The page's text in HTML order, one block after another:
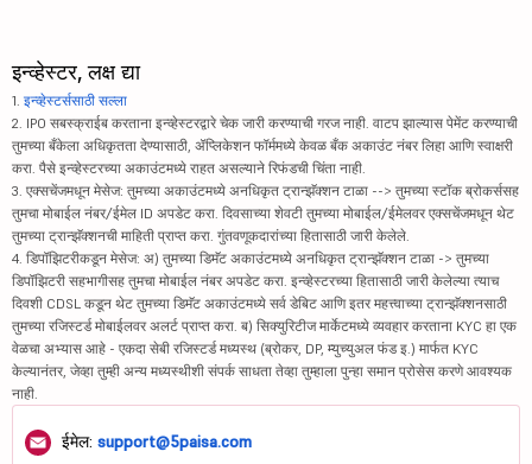
इन्व्हेस्टर, लक्ष द्या
1. इन्व्हेस्टर्ससाठी सल्ला
2. IPO सबस्क्राईब करताना इन्व्हेस्टरद्वारे चेक जारी करण्याची गरज नाही. वाटप झाल्यास पेमेंट करण्याची
तुमच्या बँकेला अधिकृतता देण्यासाठी, ॲप्लिकेशन फॉर्ममध्ये केवळ बँक अकाउंट नंबर लिहा आणि स्वाक्षरी
करा. पैसे इन्व्हेस्टरच्या अकाउंटमध्ये राहत असल्याने रिफंडची चिंता नाही.
3. एक्सचेंजमधून मेसेज: तुमच्या अकाउंटमध्ये अनधिकृत ट्रान्झॅक्शन टाळा --> तुमच्या स्टॉक ब्रोकर्ससह
तुमचा मोबाईल नंबर/ईमेल ID अपडेट करा. दिवसाच्या शेवटी तुमच्या मोबाईल/ईमेलवर एक्सचेंजमधून थेट
तुमच्या ट्रान्झॅक्शनची माहिती प्राप्त करा. गुंतवणूकदारांच्या हितासाठी जारी केलेले.
4. डिपॉझिटरीकडून मेसेज: अ) तुमच्या डिमॅट अकाउंटमध्ये अनधिकृत ट्रान्झॅक्शन टाळा -> तुमच्या
डिपॉझिटरी सहभागीसह तुमचा मोबाईल नंबर अपडेट करा. इन्व्हेस्टरच्या हितासाठी जारी केलेल्या त्याच
दिवशी CDSL कडून थेट तुमच्या डिमॅट अकाउंटमध्ये सर्व डेबिट आणि इतर महत्त्वाच्या ट्रान्झॅक्शनसाठी
तुमच्या रजिस्टर्ड मोबाईलवर अलर्ट प्राप्त करा. ब) सिक्युरिटीज मार्केटमध्ये व्यवहार करताना KYC हा एक
वेळचा अभ्यास आहे - एकदा सेबी रजिस्टर्ड मध्यस्थ (ब्रोकर, DP, म्युच्युअल फंड इ.) मार्फत KYC
केल्यानंतर, जेव्हा तुम्ही अन्य मध्यस्थीशी संपर्क साधता तेव्हा तुम्हाला पुन्हा समान प्रोसेस करणे आवश्यक
नाही.
ईमेल: support@5paisa.com